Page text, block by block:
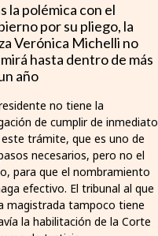
la polémica con el
por su pliego, la
Verónica Michelli no
hasta dentro de más
año
no tiene la
de cumplir de inmediato
trámite, que es uno de
necesarios, pero no el
para que el nombramiento
efectivo. El tribunal al que
magistrada tampoco tiene
la habilitación de la Corte